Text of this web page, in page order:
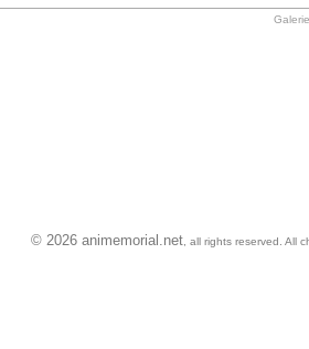
Galerie
© 2026 animemorial.net , all rights reserved. All